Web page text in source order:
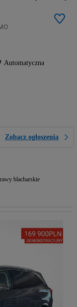
Automatyczna
Zobacz ogłoszenia
blacharskie